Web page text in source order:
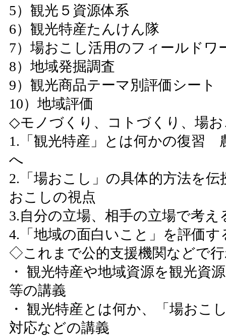
5）観光５資源体系
6）観光特産たんけん隊
7）場おこし活用のフィールドワ
8）地域発掘調査
9）観光商品テーマ別評価シート
10）地域評価
◇モノづくり、コトづくり、場
1.「観光特産」とは何かの復習
へ
2.「場おこし」の具体的方法を
おこしの視点
3.自分の立場、相手の立場で考え
4.「地域の面白いこと」を評価す
◇これまで公的支援機関などで
・ 観光特産や地域資源を観光資
等の講義
・ 観光特産とは何か、「場おこ
対応などの講義